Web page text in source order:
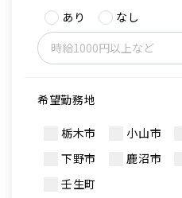
あり なし
希望勤務地
栃木市 小山市
下野市
鹿沼市
壬生町